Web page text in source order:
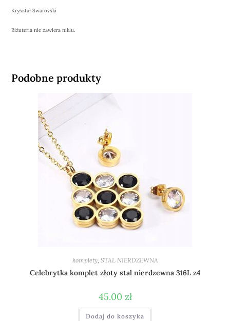
Kryształ Swarovski
Biżuteria nie zawiera niklu.
Podobne produkty
komplety, STAL NIERDZEWNA
Celebrytka komplet złoty stal nierdzewna 316L z4
45.00 zł
Dodaj do koszyka